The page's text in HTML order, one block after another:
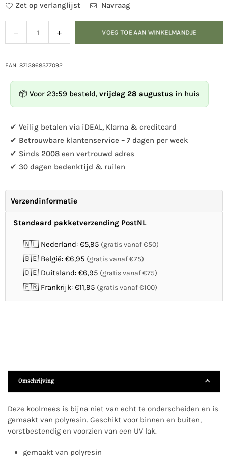
Zet op verlanglijst Navraag
Hoeveelheid
Verlaag
de
voor
Verhoog
de
voor
VOEG TOE AAN WINKELMANDJE
EAN: 8713968377092
📦 Voor 23:59 besteld, vrijdag 28 augustus in huis
✔ Veilig betalen via iDEAL, Klarna & creditcard
✔ Betrouwbare klantenservice – 7 dagen per week
✔ Sinds 2008 een vertrouwd adres
✔ 30 dagen bedenktijd & ruilen
Verzendinformatie
Standaard pakketverzending PostNL
🇳🇱 Nederland: €5,95 (gratis vanaf €50)
🇧🇪 België: €6,95 (gratis vanaf €75)
🇩🇪 Duitsland: €6,95 (gratis vanaf €75)
🇫🇷 Frankrijk: €11,95 (gratis vanaf €100)
Omschrijving
Deze koolmees is bijna niet van echt te onderscheiden en is
gemaakt van polyresin. Geschikt voor binnen en buiten,
vorstbestendig en voorzien van een UV lak.
gemaakt van polyresin